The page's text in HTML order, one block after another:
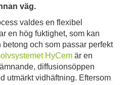
väg.
valdes en flexibel
en hög fuktighet, som kan
betong och som passar perfekt
HyCem är en
diffusionsöppen
utmärkt vidhäftning. Eftersom